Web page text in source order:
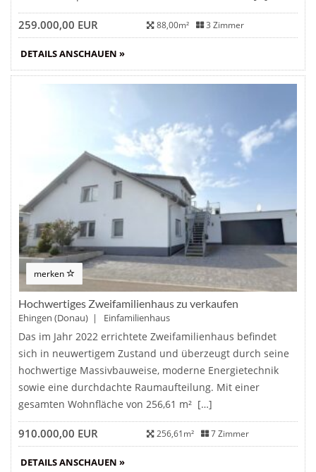
259.000,00 EUR 88,00m² 3 Zimmer
DETAILS ANSCHAUEN »
merken
Hochwertiges Zweifamilienhaus zu verkaufen
Ehingen (Donau) | Einfamilienhaus
Das im Jahr 2022 errichtete Zweifamilienhaus befindet
sich in neuwertigem Zustand und überzeugt durch seine
hochwertige Massivbauweise, moderne Energietechnik
sowie eine durchdachte Raumaufteilung. Mit einer
gesamten Wohnfläche von 256,61 m² […]
910.000,00 EUR 256,61m² 7 Zimmer
DETAILS ANSCHAUEN »